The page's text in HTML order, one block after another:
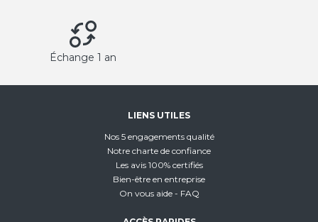
Échange 1 an
LIENS UTILES
Nos 5 engagements qualité
Notre charte de confiance
Les avis 100% certifiés
Bien-être en entreprise
On vous aide - FAQ